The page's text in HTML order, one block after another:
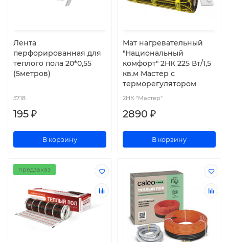
Лента
перфорированная для
теплого пола 20*0,55
(5метров)
5718
195 ₽
В корзину
Мат нагревательный
"Национальный
комфорт" 2НК 225 Вт/1,5
кв.м Мастер с
терморегулятором
2НК "Мастер"
2890 ₽
В корзину
предзаказ